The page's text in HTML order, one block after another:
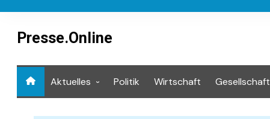
contentPresse.Online
Aktuelles Politik Wirtschaft Gesellschaft